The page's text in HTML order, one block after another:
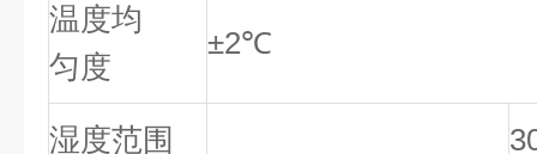
温度均
匀度
±2℃
湿度范围